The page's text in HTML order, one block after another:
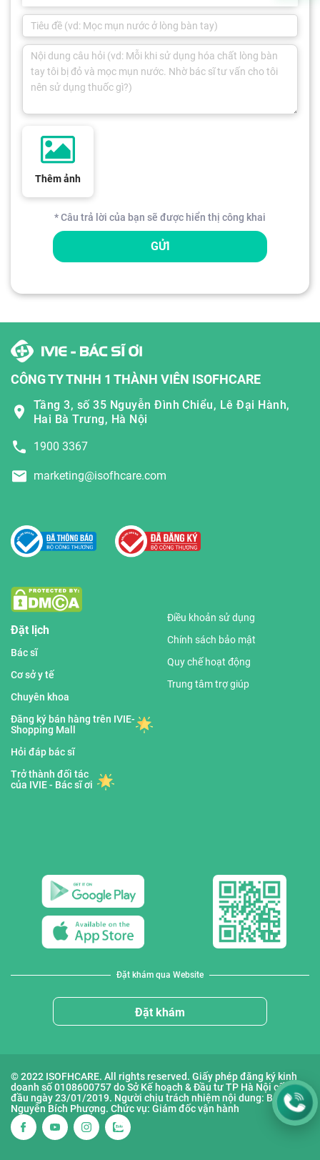
Thêm ảnh
* Câu trả lời của bạn sẽ được hiển thị công khai
GỬI
CÔNG TY TNHH 1 THÀNH VIÊN ISOFHCARE
Tầng 3, số 35 Nguyễn Đình Chiểu, Lê Đại Hành,
Hai Bà Trưng, Hà Nội
1900 3367
marketing@isofhcare.com
Đặt lịch
Bác sĩ
Cơ sở y tế
Chuyên khoa
Đăng ký bán hàng trên IVIE-
Shopping Mall
Hỏi đáp bác sĩ
Trở thành đối tác
của IVIE - Bác sĩ ơi
Điều khoản sử dụng
Chính sách bảo mật
Quy chế hoạt động
Trung tâm trợ giúp
Đặt khám qua Website
Đặt khám
© 2022 ISOFHCARE. All rights reserved. Giấy phép đăng ký kinh
doanh số 0108600757 do Sở Kế hoạch & Đầu tư TP Hà Nội cấp lần
đầu ngày 23/01/2019. Người chịu trách nhiệm nội dung: Bà
Nguyễn Bích Phượng. Chức vụ: Giám đốc vận hành